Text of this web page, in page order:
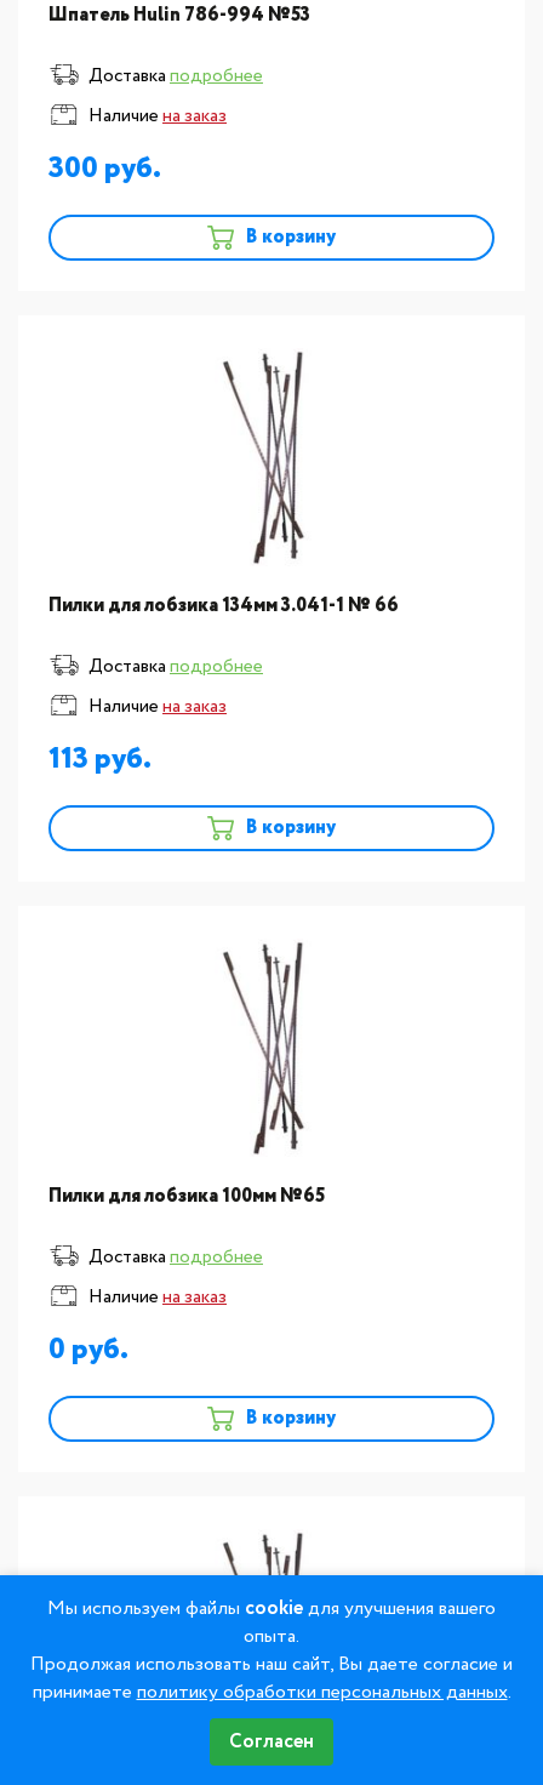
Шпатель Hulin 786-994 №53
Доставкаподробнее
Наличиена заказ
300
В корзину
Пилки для лобзика 134мм 3.041-1 № 66
Доставкаподробнее
Наличиена заказ
113
В корзину
Пилки для лобзика 100мм №65
Доставкаподробнее
Наличиена заказ
0
В корзину
Мы используем файлы cookieдля улучшения вашего
опыта.
Продолжая использовать наш сайт, Вы даете согласие и
принимаетеполитику обработки персональных данных.
Согласен